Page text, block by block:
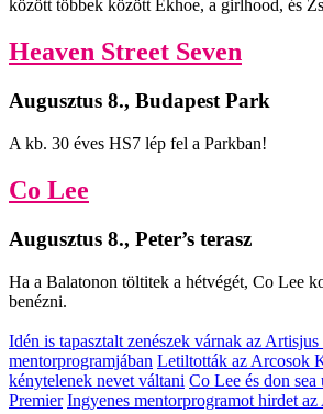
között többek között Ekhoe, a girlhood, és
Heaven Street Seven
Augusztus 8., Budapest Park
A kb. 30 éves HS7 lép fel a Parkban!
Co Lee
Augusztus 8., Peter’s terasz
Ha a Balatonon töltitek a hétvégét, Co Lee
benézni.
Idén is tapasztalt zenészek várnak az
mentorprogramjában Letiltották az Arcosok
kénytelenek nevet váltani Co Lee és don
Premier Ingyenes mentorprogramot hirdet